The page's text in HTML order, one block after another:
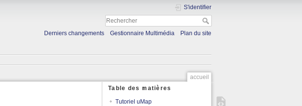
S'identifier
Derniers changements Gestionnaire Multimédia Plan du site
accueil
Table des matières
Tutoriel uMap